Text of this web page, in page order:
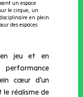
un espace
le cirque, un
en plein
des espaces
jeu et en
cœur d’un
le réalisme de